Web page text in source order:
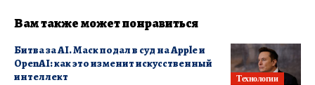
Вам также может понравиться
Технологии
Битва за AI. Маск подал в суд на Apple и
OpenAI: как это изменит искусственный
интеллект